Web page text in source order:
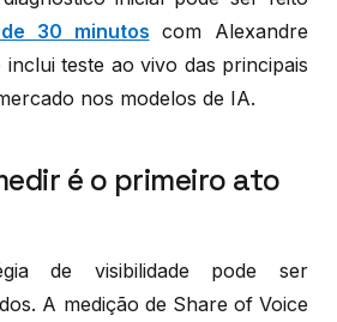
30 minutos com Alexandre
teste ao vivo das principais
nos modelos de IA.
é o primeiro ato
de visibilidade pode ser
A medição de Share of Voice